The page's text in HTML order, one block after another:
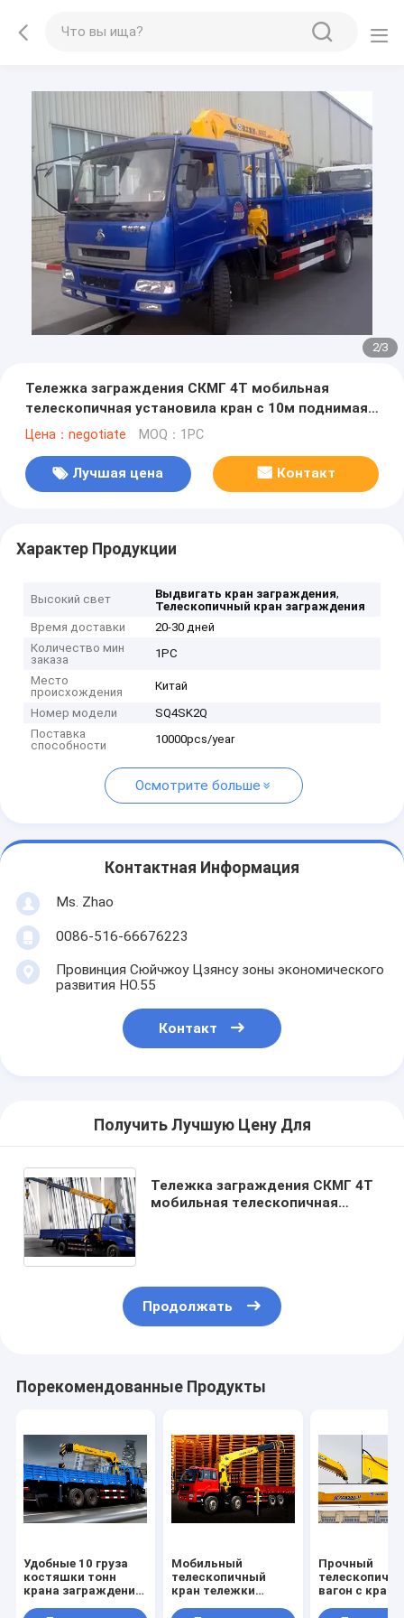
2/3
Тележка заграждения СКМГ 4Т мобильная
телескопичная установила кран с 10м поднимая
высоту
Цена：negotiate MOQ：1PC
Лучшая цена Контакт
Характер Продукции
Высокий свет Выдвигать кран заграждения,
Телескопичный кран заграждения
Время доставки
20-30 дней
Количество мин
заказа
1PC
Место
происхождения
Китай
Номер модели
SQ4SK2Q
Поставка
способности
10000pcs/year
Осмотрите больше
Контактная Информация
Ms. Zhao
0086-516-66676223
Провинция Сюйчжоу Цзянсу зоны экономического
развития НО.55
Контакт
Получить Лучшую Цену Для
Тележка заграждения СКМГ 4Т
мобильная телескопичная
Продолжать
Порекомендованные Продукты
Удобные 10 груза
костяшки тонн
крана заграждения
Мобильный
телескопичный
кран тележки
Прочный
вагон с